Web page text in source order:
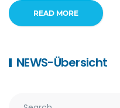
READ MORE
NEWS-Übersicht